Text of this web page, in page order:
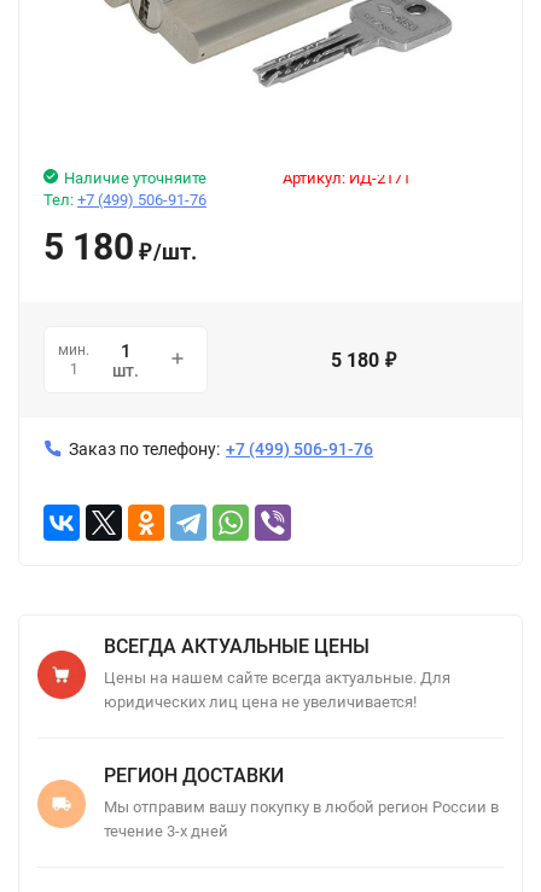
Артикул: ИД-2171
Наличие уточняйте
Тел: +7 (499) 506-91-76
5 180 ₽/шт.
мин.
1
шт. 5 180 ₽
Заказ по телефону: +7 (499) 506-91-76
ВСЕГДА АКТУАЛЬНЫЕ ЦЕНЫ
Цены на нашем сайте всегда актуальные. Для
юридических лиц цена не увеличивается!
РЕГИОН ДОСТАВКИ
Мы отправим вашу покупку в любой регион России в
течение 3-х дней